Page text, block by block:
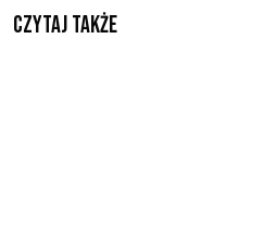
Czytaj także